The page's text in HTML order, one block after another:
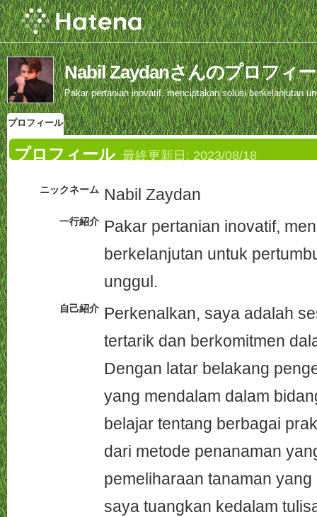
Nabil Zaydanさんのプロフィ
Pakar pertanian inovatif, menciptakan solusi berkelanjutan
プロフィール
プロフィール 最終更新日: 2023/08/18
ニックネーム Nabil Zaydan
一行紹介 Pakar pertanian inovatif,
berkelanjutan untuk
unggul.
自己紹介 Perkenalkan, saya adalah
tertarik dan berkomitmen
Dengan latar belakang
yang mendalam dalam
belajar tentang berbagai
dari metode penanaman
pemeliharaan tanaman
saya tuangkan kedalam